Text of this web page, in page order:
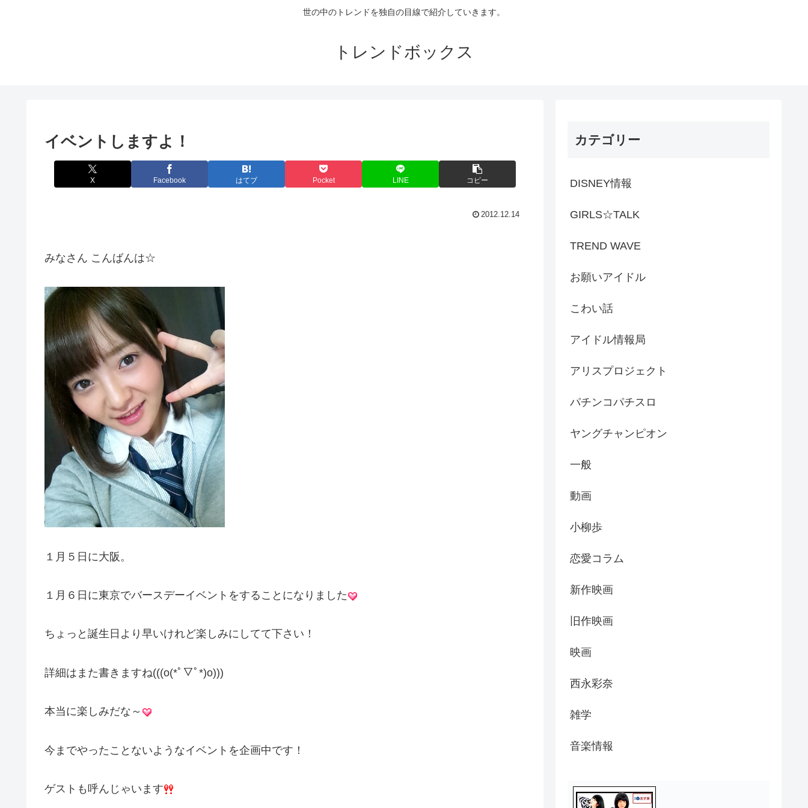
世の中のトレンドを独自の目線で紹介していきます。
トレンドボックス
イベントしますよ！
X Facebook はてブ Pocket LINE コピー
2012.12.14
みなさん こんばんは☆
１月５日に大阪。
１月６日に東京でバースデーイベントをすることになりました
ちょっと誕生日より早いけれど楽しみにしてて下さい！
詳細はまた書きますね(((o(*ﾟ▽ﾟ*)o)))
本当に楽しみだな～
今までやったことないようなイベントを企画中です！
ゲストも呼んじゃいます
カテゴリー
DISNEY情報
GIRLS☆TALK
TREND WAVE
お願いアイドル
こわい話
アイドル情報局
アリスプロジェクト
パチンコパチスロ
ヤングチャンピオン
一般
動画
小柳歩
恋愛コラム
新作映画
旧作映画
映画
西永彩奈
雑学
音楽情報